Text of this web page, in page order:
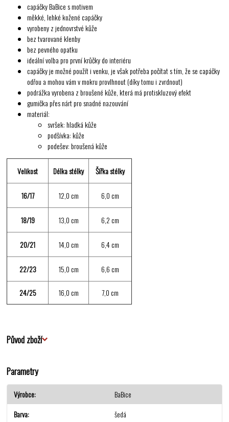
capáčky BaBice s motivem
měkké, lehké kožené capáčky
vyrobeny z jednovrstvé kůže
bez tvarované klenby
bez pevného opatku
ideální volba pro první krůčky do interiéru
capáčky je možné použít i venku, je však potřeba počítat s tím, že se capáčky
odřou a mohou vám v mokru provlhnout (díky tomu i zvrdnout)
podrážka vyrobena z broušené kůže, která má protiskluzový efekt
gumička přes nárt pro snadné nazouvání
materiál:
svršek: hladká kůže
podšívka: kůže
podešev: broušená kůže
Velikost Délka stélky Šířka stélky
16/17 12,0 cm 6,0 cm
18/19 13,0 cm 6,2 cm
20/21 14,0 cm 6,4 cm
22/23 15,0 cm 6,6 cm
24/25 16,0 cm 7,0 cm
Původ zboží
Parametry
Výrobce
BaBice
Barva
šedá